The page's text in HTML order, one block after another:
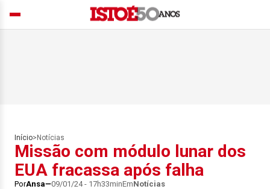
Início> Notícias
Missão com módulo lunar dos
EUA fracassa após falha
PorAnsa 09/01/24 - 17h33minEmNotícias